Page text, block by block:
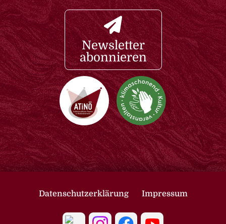
Newsletter
abonnieren
Datenschutzerklärung Impressum